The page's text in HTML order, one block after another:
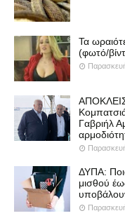
Τα
(φωτό/
Γαβριήλ
ΔΥΠΑ:
μισθού